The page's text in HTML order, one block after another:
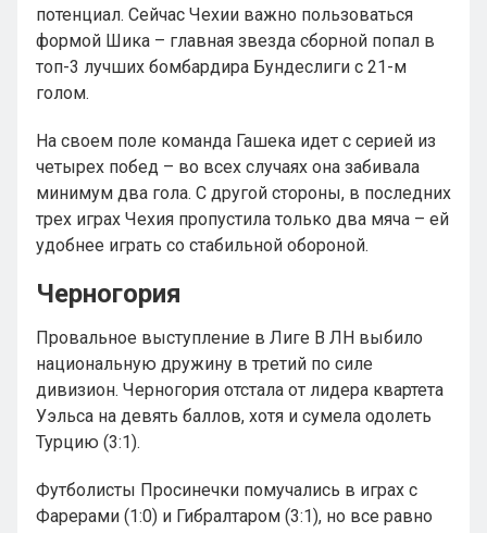
потенциал. Сейчас Чехии важно пользоваться
формой Шика – главная звезда сборной попал в
топ-3 лучших бомбардира Бундеслиги с 21-м
голом.
На своем поле команда Гашека идет с серией из
четырех побед – во всех случаях она забивала
минимум два гола. С другой стороны, в последних
трех играх Чехия пропустила только два мяча – ей
удобнее играть со стабильной обороной.
Черногория
Провальное выступление в Лиге В ЛН выбило
национальную дружину в третий по силе
дивизион. Черногория отстала от лидера квартета
Уэльса на девять баллов, хотя и сумела одолеть
Турцию (3:1).
Футболисты Просинечки помучались в играх с
Фарерами (1:0) и Гибралтаром (3:1), но все равно